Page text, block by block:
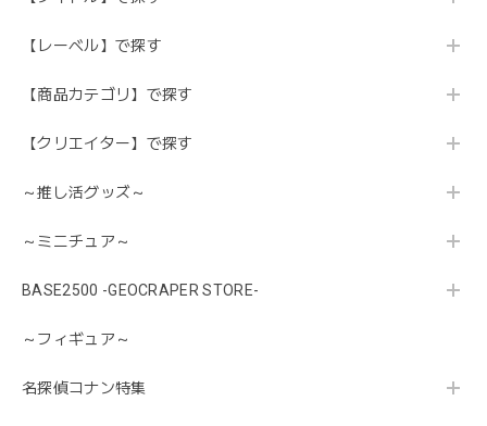
【レーベル】で探す
【商品カテゴリ】で探す
【クリエイター】で探す
～推し活グッズ～
～ミニチュア～
BASE2500 -GEOCRAPER STORE-
～フィギュア～
名探偵コナン特集